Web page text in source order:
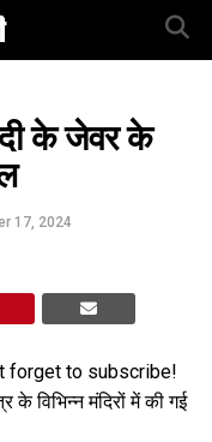
के जेवर के
17, 2024
forget to subscribe!
के विभिन्न मंदिरों में की गई